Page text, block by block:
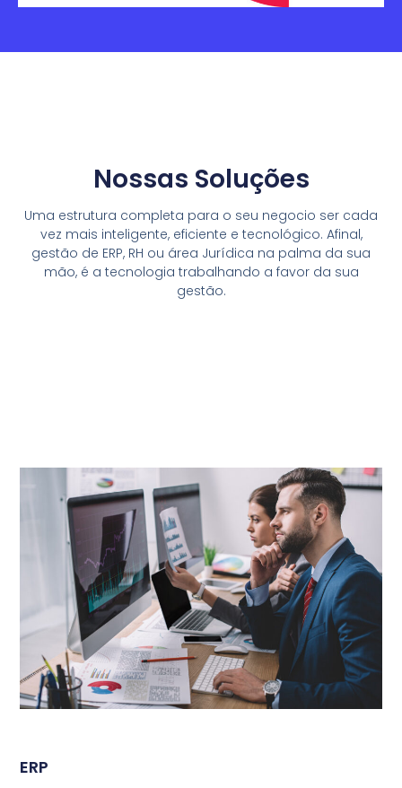
Nossas Soluções
Uma estrutura completa para o seu negocio ser cada
vez mais inteligente, eficiente e tecnológico. Afinal,
gestão de ERP, RH ou área Jurídica na palma da sua
mão, é a tecnologia trabalhando a favor da sua
gestão.
ERP